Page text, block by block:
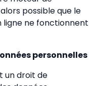
possible que le
ligne ne fonctionnent
personnelles
un droit de